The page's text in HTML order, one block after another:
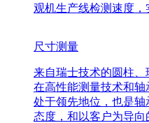
观机生产线检测速度，
尺寸测量
来自瑞士技术的圆柱、
在高性能测量技术和
处于领先地位，也是
态度，和以客户为导